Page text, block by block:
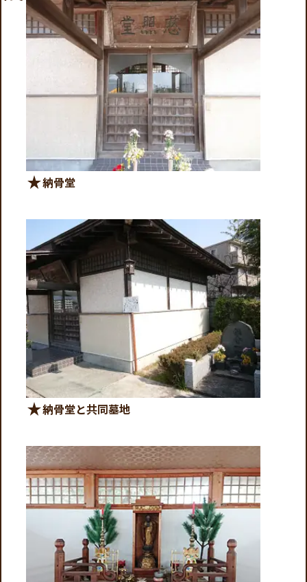
star_rate納骨堂
star_rate納骨堂と共同墓地